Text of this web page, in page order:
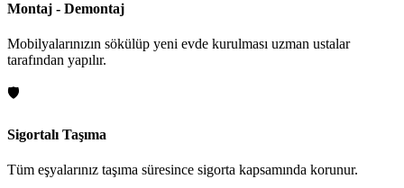
Montaj - Demontaj
Mobilyalarınızın sökülüp yeni evde kurulması uzman ustalar
tarafından yapılır.
🛡️
Sigortalı Taşıma
Tüm eşyalarınız taşıma süresince sigorta kapsamında korunur.